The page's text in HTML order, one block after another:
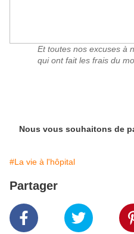
Et toutes nos excuses à
qui ont fait les frais du
Nous vous souhaitons de
#La vie à l'hôpital
Partager